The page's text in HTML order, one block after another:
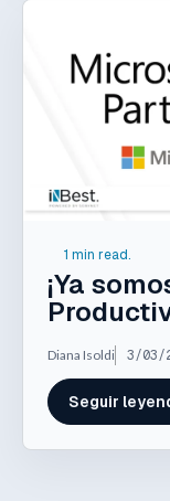
1 min read.
¡Ya
Diana Isoldi 3/03/
Seguir